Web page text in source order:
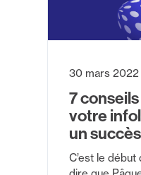
7
votre
un succès
30 mars 2022
C’est le